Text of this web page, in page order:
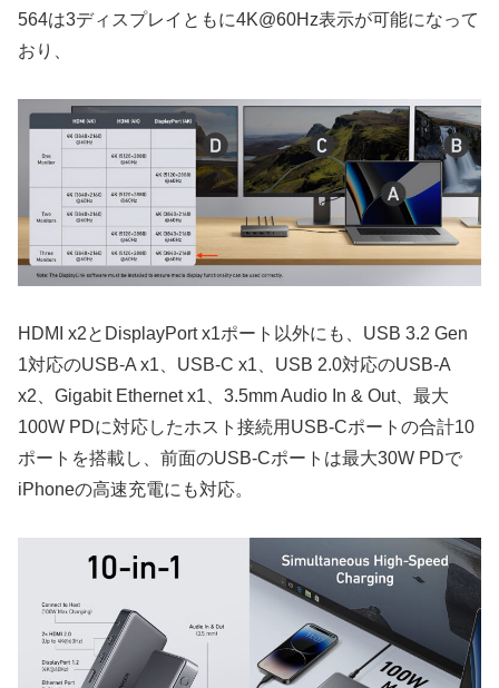
564は3ディスプレイともに4K@60Hz表示が可能になって
おり、
HDMI x2とDisplayPort x1ポート以外にも、USB 3.2 Gen
1対応のUSB-A x1、USB-C x1、USB 2.0対応のUSB-A
x2、Gigabit Ethernet x1、3.5mm Audio In & Out、最大
100W PDに対応したホスト接続用USB-Cポートの合計10
ポートを搭載し、前面のUSB-Cポートは最大30W PDで
iPhoneの高速充電にも対応。